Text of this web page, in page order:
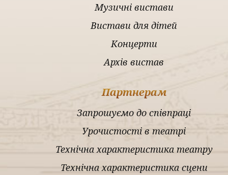
Музичні вистави
Вистави для дітей
Концерти
Архів вистав
Партнерам
Запрошуємо до співпраці
Урочистості в театрі
Технічна характеристика театру
Технічна характеристика сцени